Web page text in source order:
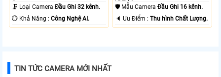
Camera .
🗜️ Loại CameraĐầu Ghi 32 kênh.
️💮 Khả Năng :Công Nghệ AI.
Vị Trí Camera .
🛡 Mẫu CameraĐầu Ghi 16 kênh.
️🔈 Ưu Điểm :Thu hình Chất Lượng.
TIN TỨC CAMERA MỚI NHẤT